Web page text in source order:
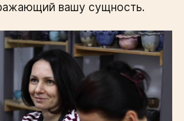
вашу сущность.